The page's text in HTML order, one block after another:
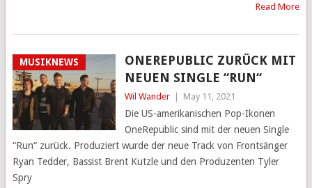
Read More
MUSIKNEWS
ONEREPUBLIC ZURÜCK MIT
NEUEN SINGLE “RUN“
Wil Wander May 11, 2021
Die US-amerikanischen Pop-Ikonen
OneRepublic sind mit der neuen Single
“Run“ zurück. Produziert wurde der neue Track von Frontsänger
Ryan Tedder, Bassist Brent Kutzle und den Produzenten Tyler
Spry